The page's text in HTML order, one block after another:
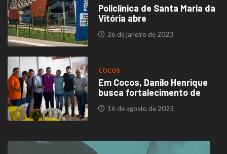
Policlínica de Santa Maria da
Vitória abre
26 de janeiro de 2023
COCOS
Em Cocos, Danilo Henrique
busca fortalecimento de
16 de agosto de 2023